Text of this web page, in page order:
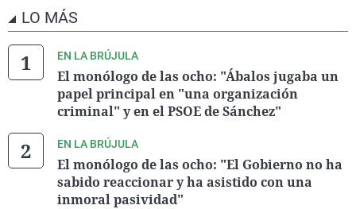
LO MÁS
EN LA BRÚJULA
El monólogo de las ocho: "Ábalos jugaba un
papel principal en "una organización
criminal" y en el PSOE de Sánchez"
EN LA BRÚJULA
El monólogo de las ocho: "El Gobierno no ha
sabido reaccionar y ha asistido con una
inmoral pasividad"